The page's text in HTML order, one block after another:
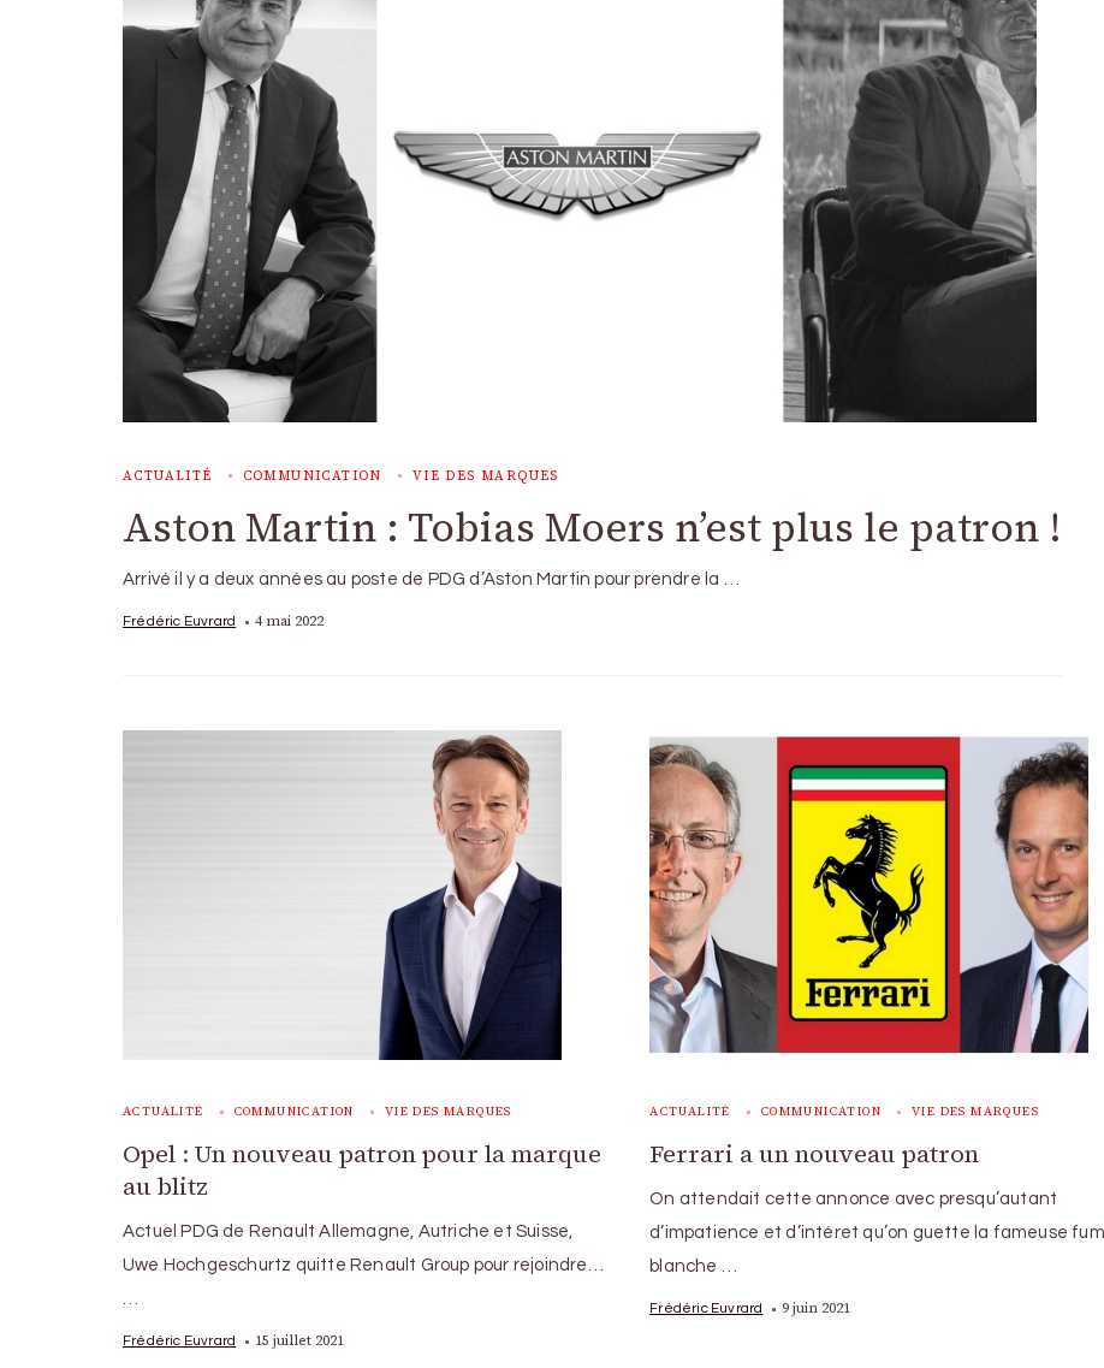
ACTUALITÉ COMMUNICATION VIE DES MARQUES
Aston Martin : Tobias Moers n’est plus le patron !
Arrivé il y a deux années au poste de PDG d’Aston Martin pour prendre la …
Frédéric Euvrard 4 mai 2022
ACTUALITÉ COMMUNICATION VIE DES MARQUES
Opel : Un nouveau patron pour la marque
au blitz
Actuel PDG de Renault Allemagne, Autriche et Suisse,
Uwe Hochgeschurtz quitte Renault Group pour rejoindre…
…
Frédéric Euvrard 15 juillet 2021
ACTUALITÉ COMMUNICATION VIE DES MARQUES
Ferrari a un nouveau patron
On attendait cette annonce avec presqu’autant
d’impatience et d’intéret qu’on guette la fameuse
blanche …
Frédéric Euvrard 9 juin 2021